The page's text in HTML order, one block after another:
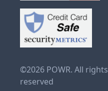
©2026 POWR. All rights
reserved